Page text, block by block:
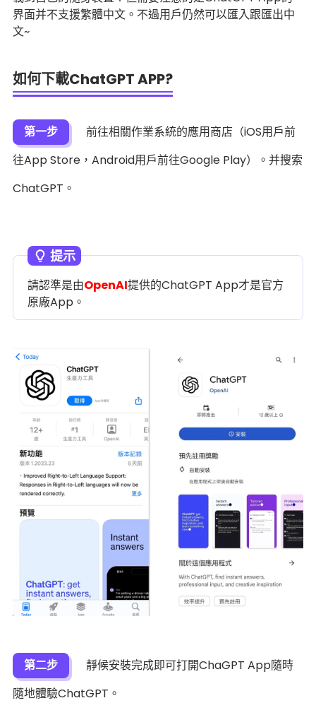
界面并不支援繁體中文。不過用戶仍然可以匯入跟匯出中
文~
如何下載ChatGPT APP?
第一步
前往相關作業系統的應用商店（iOS用戶前
往App Store，Android用戶前往Google Play）。并搜索
ChatGPT。
提示
請認準是由OpenAI提供的ChatGPT App才是官方
原廠App。
第二步
靜候安裝完成即可打開ChaGPT App隨時
隨地體驗ChatGPT。